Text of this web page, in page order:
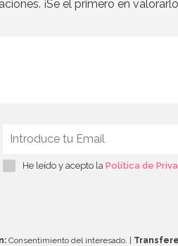
¡Se el primero en
He leído y acepto la Política de
Consentimiento del interesado. |